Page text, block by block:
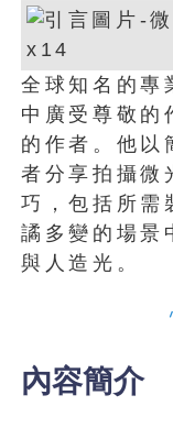
全球知名的專
中廣受尊敬
的作者。他以
者分享拍攝微
巧，包括所需
譎多變的場景
與人造光。
內容簡介